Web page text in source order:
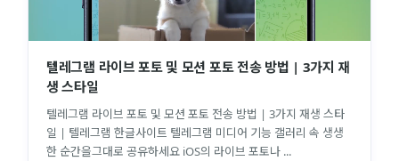
텔레그램 라이브 포토 및 모션 포토 전송 방법 | 3가지 재
생 스타일
텔레그램 라이브 포토 및 모션 포토 전송 방법 | 3가지 재생 스타
일 | 텔레그램 한글사이트 텔레그램 미디어 기능 갤러리 속 생생
한 순간을그대로 공유하세요 iOS의 라이브 포토나 ...